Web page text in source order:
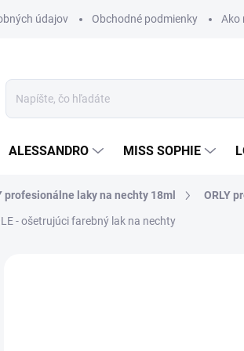
údajov Obchodné podmienky Ako
ALESSANDRO MISS SOPHIE
profesionálne laky na nechty 18ml ORLY
- ošetrujúci farebný lak na nechty